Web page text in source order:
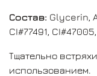
Состав: Glycerin,
CI#77491,
Тщательно
использованием.